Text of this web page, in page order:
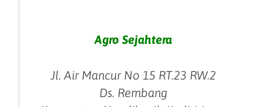
Agro Sejahtera
Jl. Air Mancur No 15 RT.23 RW.2
Ds. Rembang